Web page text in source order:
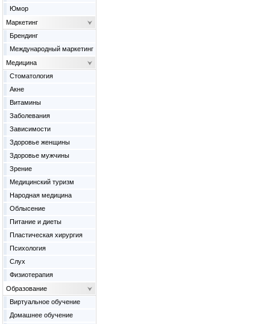
Юмор
Маркетинг
Брендинг
Международный маркетинг
Медицина
Cтоматология
Акне
Витамины
Заболевания
Зависимости
Здоровье женщины
Здоровье мужчины
Зрение
Медицинский туризм
Народная медицина
Облысение
Питание и диеты
Пластическая хирургия
Психология
Слух
Физиотерапия
Образование
Виртуальное обучение
Домашнее обучение